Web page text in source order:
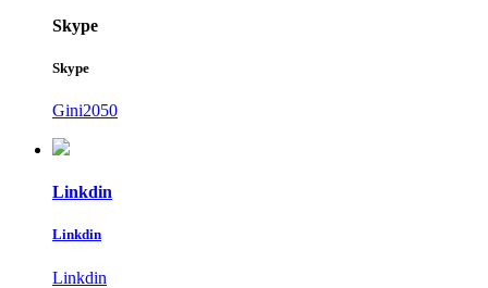
Skype
Skype
Gini2050
Linkdin
Linkdin
Linkdin